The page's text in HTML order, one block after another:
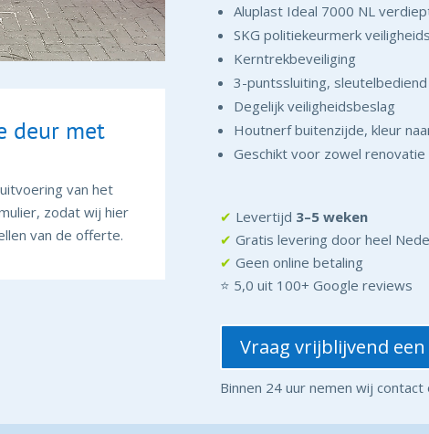
deur met
van het
zodat wij hier
van de offerte.
Aluplast Ideal 7000 NL
SKG politiekeurmerk
Kerntrekbeveiliging
3-puntssluiting, sleutelbediend
Degelijk veiligheidsbeslag
Houtnerf buitenzijde, kleur
Geschikt voor zowel renovatie
✔ Levertijd 3–5 weken
✔ Gratis levering door heel
✔ Geen online betaling
⭐ 5,0 uit 100+ Google reviews
Vraag vrijblijvend
Binnen 24 uur nemen wij